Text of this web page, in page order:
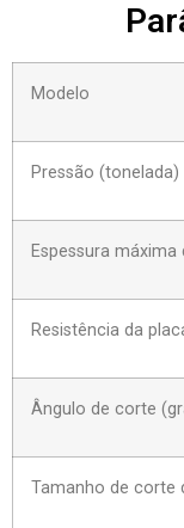
Modelo
Pressão (tonelada)
Espessura
Resistência da
Ângulo de corte
Tamanho de corte